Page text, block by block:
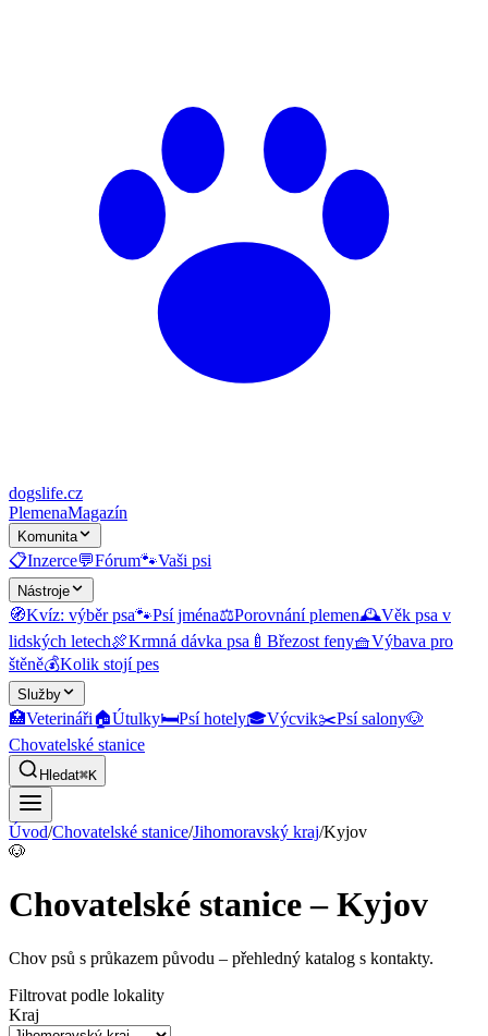
dogslife.cz
PlemenaMagazín
Komunita
📋Inzerce💬Fórum🐾Vaši psi
Nástroje
🧭Kvíz: výběr psa🐾Psí jména⚖️Porovnání plemen🕰️Věk psa v
lidských letech🍖Krmná dávka psa 🍼 Březost feny🧺Výbava pro
štěně💰Kolik stojí pes
Služby
🏥Veterináři🏠Útulky🛏️Psí hotely🎓Výcvik✂️Psí salony🐶
Chovatelské stanice
Hledat⌘K
Úvod/Chovatelské stanice/Jihomoravský kraj/Kyjov
🐶
Chovatelské stanice – Kyjov
Chov psů s průkazem původu – přehledný katalog s kontakty.
Filtrovat podle lokality
Kraj